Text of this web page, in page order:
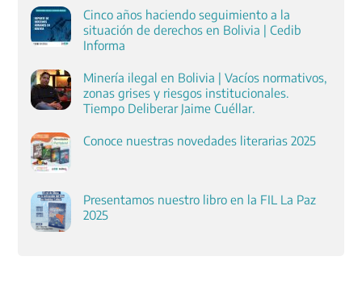
Cinco años haciendo seguimiento a la
situación de derechos en Bolivia | Cedib
Informa
Minería ilegal en Bolivia | Vacíos normativos,
zonas grises y riesgos institucionales.
Tiempo Deliberar Jaime Cuéllar.
Conoce nuestras novedades literarias 2025
Presentamos nuestro libro en la FIL La Paz
2025